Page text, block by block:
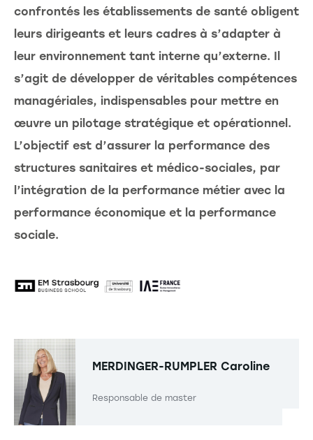
confrontés les établissements de santé obligent
leurs dirigeants et leurs cadres à s’adapter à
leur environnement tant interne qu’externe. Il
s’agit de développer de véritables compétences
managériales, indispensables pour mettre en
œuvre un pilotage stratégique et opérationnel.
L’objectif est d’assurer la performance des
structures sanitaires et médico-sociales, par
l’intégration de la performance métier avec la
performance économique et la performance
sociale.
MERDINGER-RUMPLER Caroline
Responsable de master